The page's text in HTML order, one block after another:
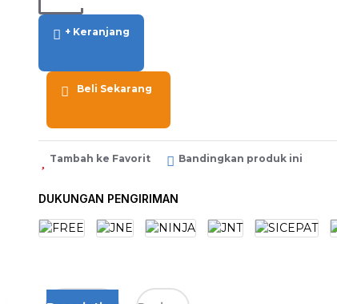
+ Keranjang
Beli Sekarang
Tambah ke Favorit Bandingkan produk ini
DUKUNGAN PENGIRIMAN